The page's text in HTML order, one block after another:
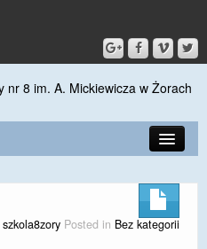
szkola8zory Posted in Bez kategorii